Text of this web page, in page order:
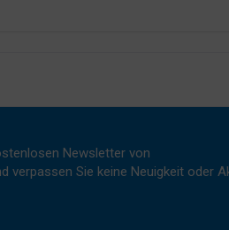
Newsletter von
verpassen Sie keine Neuigkeit oder